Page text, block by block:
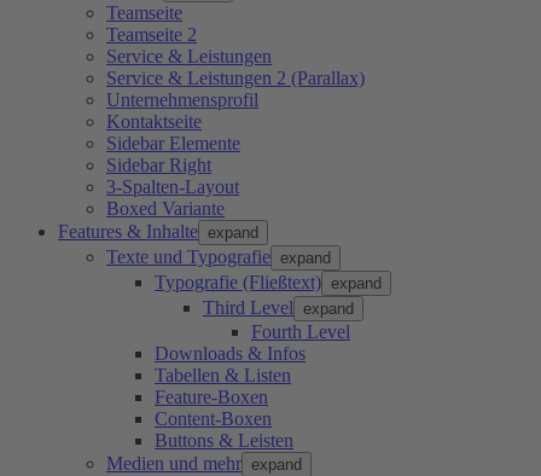
Teamseite
Teamseite 2
Service & Leistungen
Service & Leistungen 2 (Parallax)
Unternehmensprofil
Kontaktseite
Sidebar Elemente
Sidebar Right
3-Spalten-Layout
Boxed Variante
Features & Inhalte expand
Texte und Typografie expand
Typografie (Fließtext) expand
Third Level expand
Fourth Level
Downloads & Infos
Tabellen & Listen
Feature-Boxen
Content-Boxen
Buttons & Leisten
Medien und mehr expand